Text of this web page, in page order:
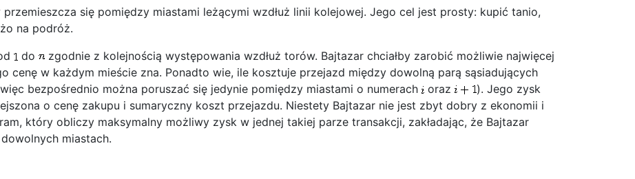
się pomiędzy miastami leżącymi wzdłuż linii kolejowej. Jego cel jest prosty: kupić tanio,
na podróż.
do
zgodnie z kolejnością występowania wzdłuż torów. Bajtazar chciałby zarobić możliwie najwięcej
cenę w każdym mieście zna. Ponadto wie, ile kosztuje przejazd między dowolną parą sąsiadujących
bezpośrednio można poruszać się jedynie pomiędzy miastami o numerach
oraz
). Jego zysk
o cenę zakupu i sumaryczny koszt przejazdu. Niestety Bajtazar nie jest zbyt dobry z ekonomii i
który obliczy maksymalny możliwy zysk w jednej takiej parze transakcji, zakładając, że Bajtazar
miastach.